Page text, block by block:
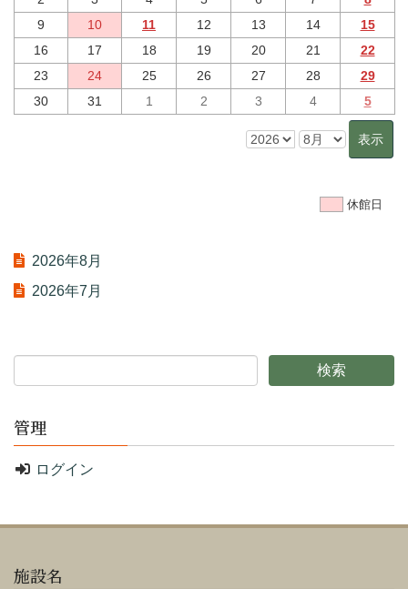
9
10 11 12 13 14
15
16
17 18 19 20 21
22
23
24 25 26 27 28
29
30
31 1 2 3 4 5
休館日
2026年8月
2026年7月
管理
ログイン
施設名